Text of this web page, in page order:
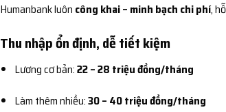
Humanbank luôn công khai – minh bạch chi phí,
Thu nhập ổn định, dễ tiết kiệm
Lương cơ bản:22 – 28 triệu đồng/tháng
Làm thêm nhiều:30 – 40 triệu đồng/tháng